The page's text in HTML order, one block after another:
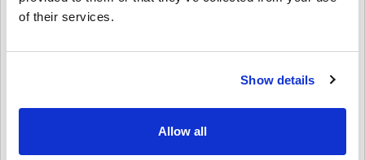
of their services.
Show details
Allow all
egyszerű:
dátum előtt vagy a megadott időpontban szállítjuk ki, míg a
fogadjuk el.
Ön csak digitális terméket vásárol.
További információért tekintse meg
Ha bármilyen problémát tapasztal a vásárlás során, kérjük,
Lukas